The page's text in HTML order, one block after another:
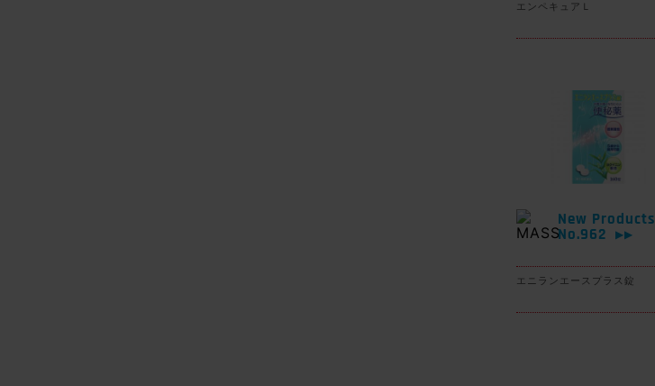
エンペキュアＬ
New Products
No.962
▶▶
エニランエースプラス錠